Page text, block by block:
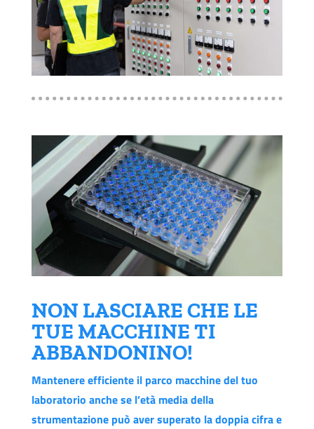
NON LASCIARE CHE LE
TUE MACCHINE TI
ABBANDONINO!
Mantenere efficiente il parco macchine del tuo
laboratorio anche se l’età media della
strumentazione può aver superato la doppia cifra e